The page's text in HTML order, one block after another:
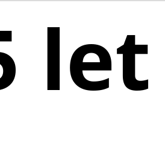
let